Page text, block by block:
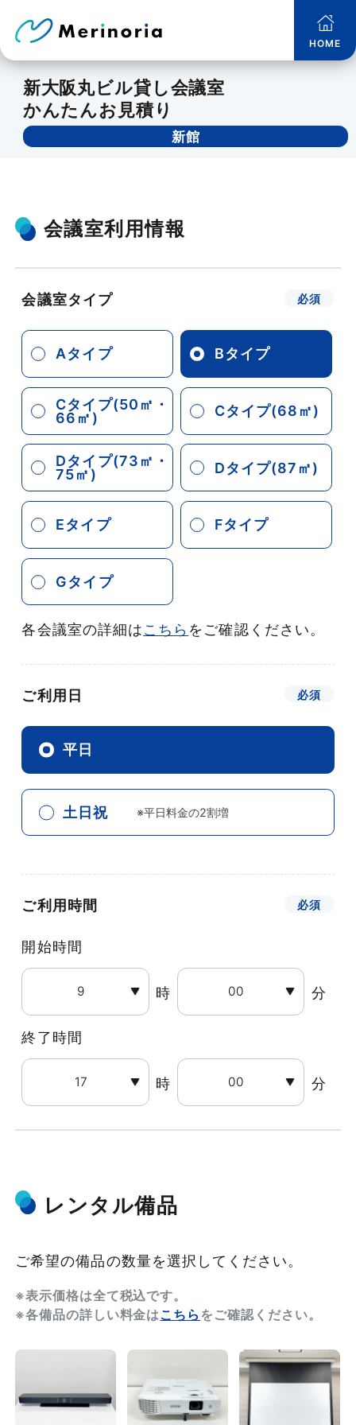
HOME
新大阪丸ビル貸し会議室
かんたんお見積り
新館
会議室利用情報
会議室タイプ
Aタイプ Bタイプ
Cタイプ(50㎡・
66㎡)
Cタイプ(68㎡)
Dタイプ(73㎡・
75㎡)
Dタイプ(87㎡)
Eタイプ Fタイプ
Gタイプ
各会議室の詳細はこちら をご確認ください。
ご利用日
平日
土日祝 ※平日料金の2割増
ご利用時間
開始時間
時 分
終了時間
時 分
レンタル備品
ご希望の備品の数量を選択してください。
※表示価格は全て税込です。
※各備品の詳しい料金はこちら をご確認ください。